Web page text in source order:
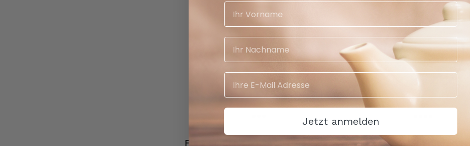
Fit & Schlank | Schwarztee |
Frauentraum® | Kräutertee |
Jetzt anmelden